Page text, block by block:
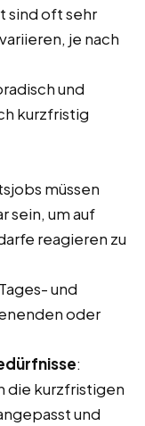
sind oft sehr
je nach
und
kurzfristig
müssen
sein, um auf
reagieren zu
und
oder
:
die kurzfristigen
und